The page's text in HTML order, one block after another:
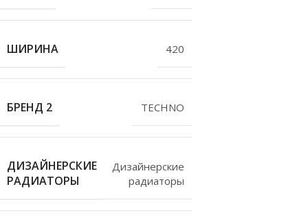
ШИРИНА 420
БРЕНД 2 TECHNO
ДИЗАЙНЕРСКИЕ
РАДИАТОРЫ
Дизайнерские
радиаторы